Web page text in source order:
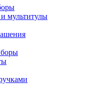
мультитулы